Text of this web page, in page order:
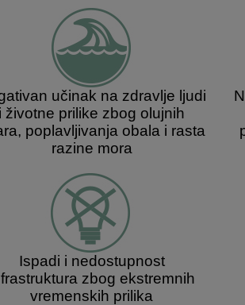
učinak na zdravlje ljudi
i životne prilike zbog olujnih
poplavljivanja obala i rasta
razine mora
Ispadi i nedostupnost
zbog ekstremnih
vremenskih prilika